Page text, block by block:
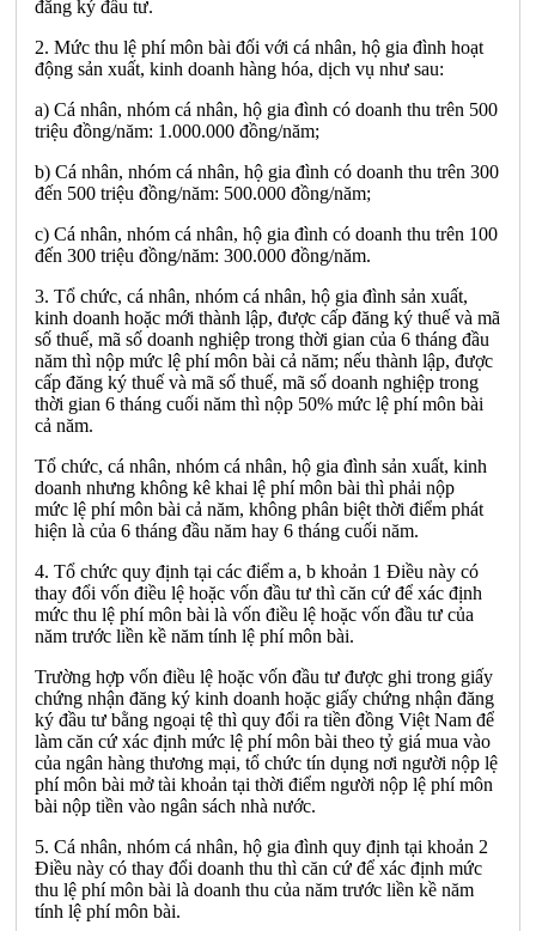
đăng ký đầu tư.
2. Mức thu lệ phí môn bài đối với cá nhân, hộ gia đình hoạt
động sản xuất, kinh doanh hàng hóa, dịch vụ như sau:
a) Cá nhân, nhóm cá nhân, hộ gia đình có doanh thu trên 500
triệu đồng/năm: 1 .000.000 đồng/năm;
b) Cá nhân, nhóm cá nhân, hộ gia đình có doanh thu trên 300
đến 500 triệu đồng/năm: 500.000 đồng/năm;
c) Cá nhân, nhóm cá nhân, hộ gia đình có doanh thu trên 100
đến 300 triệu đồng/năm: 300.000 đồng/năm.
3. Tổ chức, cá nhân, nhóm cá nhân, hộ gia đình sản xuất,
kinh doanh hoặc mới thành lập, được cấp đăng ký thuế và mã
số thuế, mã số doanh nghiệp trong thời gian của 6 tháng đầu
năm thì nộp mức lệ phí môn bài cả năm; nếu thành lập, được
cấp đăng ký thuế và mã số thuế, mã số doanh nghiệp trong
thời gian 6 tháng cuối năm thì nộp 50% mức lệ phí môn bài
cả năm.
Tổ chức, cá nhân, nhóm cá nhân, hộ gia đình sản xuất, kinh
doanh nhưng không kê khai lệ phí môn bài thì phải nộp
mức lệ phí môn bài cả năm, không phân biệt thời điểm phát
hiện là của 6 tháng đầu năm hay 6 tháng cuối năm.
4. Tổ chức quy định tại các điểm a, b khoản 1 Điều này có
thay đổi vốn điều lệ hoặc vốn đầu tư thì căn cứ để xác định
mức thu lệ phí môn bài là vốn điều lệ hoặc vốn đầu tư của
năm trước liền kề năm tính lệ phí môn bài.
Trường hợp vốn điều lệ hoặc vốn đầu tư được ghi trong giấy
chứng nhận đăng ký kinh doanh hoặc giấy chứng nhận đăng
ký đầu tư bằng ngoại tệ thì quy đổi ra tiền đồng Việt Nam để
làm căn cứ xác định mức lệ phí môn bài theo tỷ giá mua vào
của ngân hàng thương mại, tổ chức tín dụng nơi người nộp lệ
phí môn bài mở tài khoản tại thời điểm người nộp lệ phí môn
bài nộp tiền vào ngân sách nhà nước.
5. Cá nhân, nhóm cá nhân, hộ gia đình quy định tại khoản 2
Điều này có thay đổi doanh thu thì căn cứ để xác định mức
thu lệ phí môn bài là doanh thu của năm trước liền kề năm
tính lệ phí môn bài.